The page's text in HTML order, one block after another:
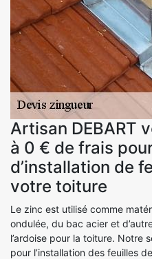
Artisan DEBART
à 0 € de frais
d’installation de
votre toiture
Le zinc est utilisé comme
ondulée, du bac acier et
l’ardoise pour la toiture. Notre
pour l’installation des feuilles